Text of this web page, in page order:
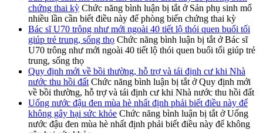
chứng thai kỳ Chức năng bình luận bị tắt ở Sản phụ sinh mổ
nhiều lần cần biết điều này để phòng biến chứng thai kỳ
Bác sĩ U70 trông như mới ngoài 40 tiết lộ thói quen buổi tối
giúp trẻ trung, sống thọ Chức năng bình luận bị tắt ở Bác sĩ
U70 trông như mới ngoài 40 tiết lộ thói quen buổi tối giúp trẻ
trung, sống thọ
Quy định mới về bồi thường, hỗ trợ và tái định cư khi Nhà
nước thu hồi đất Chức năng bình luận bị tắt ở Quy định mới
về bồi thường, hỗ trợ và tái định cư khi Nhà nước thu hồi đất
Uống nước đậu đen mùa hè nhất định phải biết điều này để
không gây hại sức khỏe Chức năng bình luận bị tắt ở Uống
nước đậu đen mùa hè nhất định phải biết điều này để không